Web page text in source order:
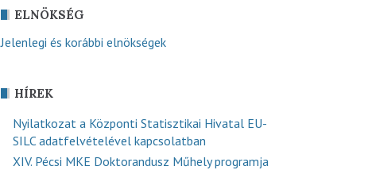
ELNÖKSÉG
Jelenlegi és korábbi elnökségek
HÍREK
Nyilatkozat a Központi Statisztikai Hivatal EU-
SILC adatfelvételével kapcsolatban
XIV. Pécsi MKE Doktorandusz Műhely programja